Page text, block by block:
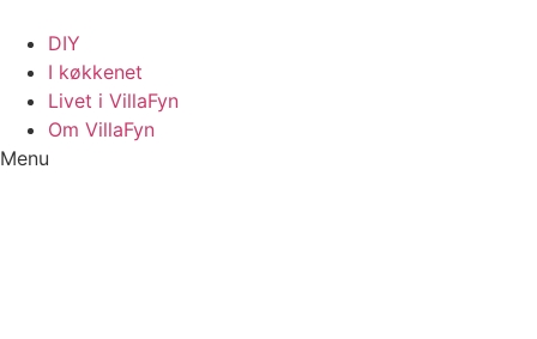
indhold
DIY
I køkkenet
Livet i VillaFyn
Om VillaFyn
Menu